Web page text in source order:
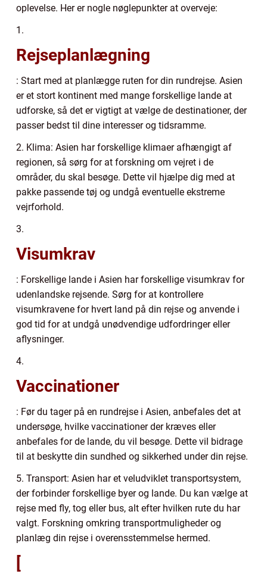
oplevelse. Her er nogle nøglepunkter at overveje:
1.
Rejseplanlægning
: Start med at planlægge ruten for din rundrejse. Asien
er et stort kontinent med mange forskellige lande at
udforske, så det er vigtigt at vælge de destinationer, der
passer bedst til dine interesser og tidsramme.
2. Klima: Asien har forskellige klimaer afhængigt af
regionen, så sørg for at forskning om vejret i de
områder, du skal besøge. Dette vil hjælpe dig med at
pakke passende tøj og undgå eventuelle ekstreme
vejrforhold.
3.
Visumkrav
: Forskellige lande i Asien har forskellige visumkrav for
udenlandske rejsende. Sørg for at kontrollere
visumkravene for hvert land på din rejse og anvende i
god tid for at undgå unødvendige udfordringer eller
aflysninger.
4.
Vaccinationer
: Før du tager på en rundrejse i Asien, anbefales det at
undersøge, hvilke vaccinationer der kræves eller
anbefales for de lande, du vil besøge. Dette vil bidrage
til at beskytte din sundhed og sikkerhed under din rejse.
5. Transport: Asien har et veludviklet transportsystem,
der forbinder forskellige byer og lande. Du kan vælge at
rejse med fly, tog eller bus, alt efter hvilken rute du har
valgt. Forskning omkring transportmuligheder og
planlæg din rejse i overensstemmelse hermed.
[